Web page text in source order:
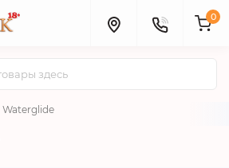
0
Waterglide